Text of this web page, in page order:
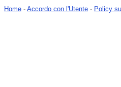
Home - Accordo con l'Utente - Policy